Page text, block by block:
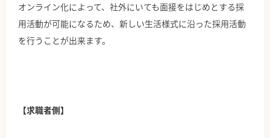
オンライン化によって、社外にいても面接をはじめとする採
用活動が可能になるため、新しい生活様式に沿った採用活動
を行うことが出来ます。
【求職者側】